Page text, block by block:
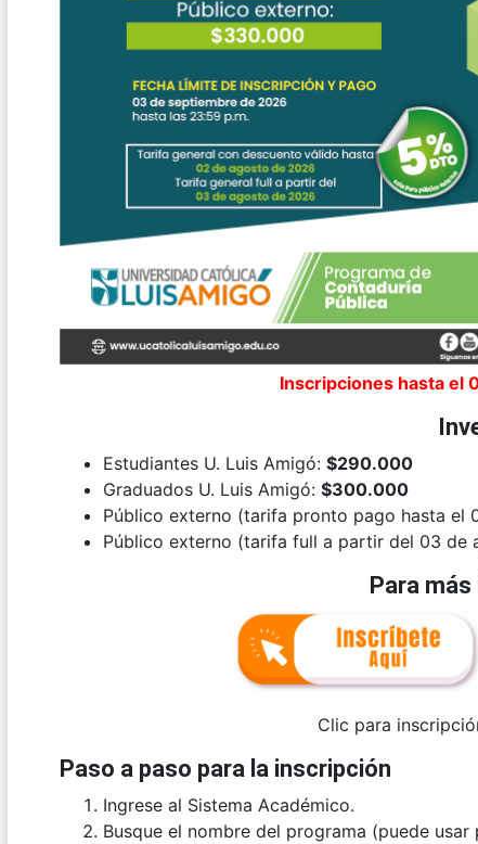
Inscripciones hasta el
Estudiantes U. Luis Amigó: $290.000
Graduados U. Luis Amigó: $300.000
Público externo (tarifa pronto pago hasta el
Público externo (tarifa full a partir del 03 de
Para
Clic para
Paso a paso para la inscripción
Ingrese al Sistema Académico.
Busque el nombre del programa (puede usar